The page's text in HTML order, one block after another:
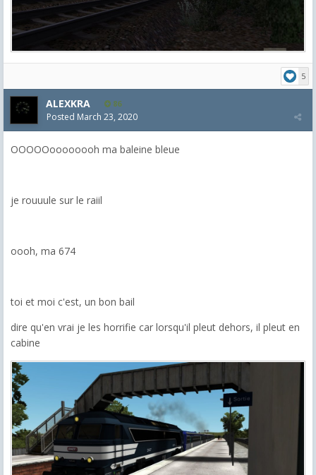
5
ALEXKRA 86
Posted March 23, 2020
OOOOOoooooooh ma baleine bleue
je rouuule sur le raiil
oooh, ma 674
toi et moi c'est, un bon bail
dire qu'en vrai je les horrifie car lorsqu'il pleut dehors, il pleut en
cabine